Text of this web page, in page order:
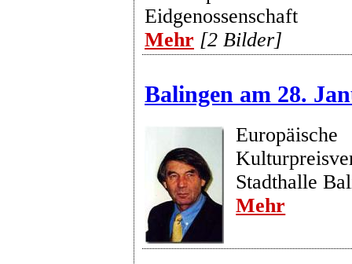
Eidgenossenschaft
Mehr [2 Bilder]
Balingen am 28.
Europäische
Stadthalle
Mehr